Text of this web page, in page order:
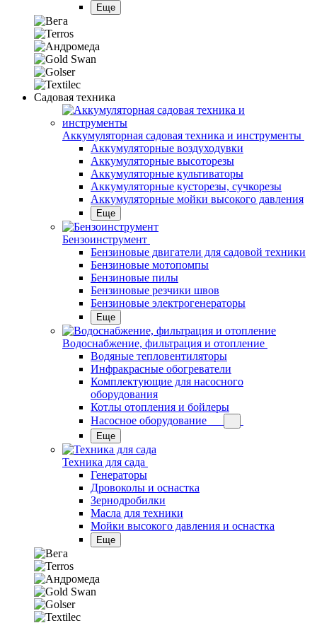
Еще
Садовая техника
Аккумуляторная садовая техника и инструменты
Аккумуляторные воздуходувки
Аккумуляторные высоторезы
Аккумуляторные культиваторы
Аккумуляторные кусторезы, сучкорезы
Аккумуляторные мойки высокого давления
Еще
Бензоинструмент
Бензиновые двигатели для садовой техники
Бензиновые мотопомпы
Бензиновые пилы
Бензиновые резчики швов
Бензиновые электрогенераторы
Еще
Водоснабжение, фильтрация и отопление
Водяные тепловентиляторы
Инфракрасные обогреватели
Комплектующие для насосного
оборудования
Котлы отопления и бойлеры
Насосное оборудование
Еще
Техника для сада
Генераторы
Дровоколы и оснастка
Зернодробилки
Масла для техники
Мойки высокого давления и оснастка
Еще